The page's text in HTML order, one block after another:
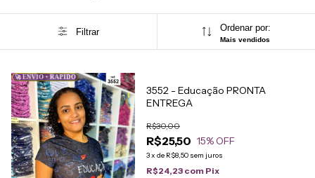
Filtrar Ordenar por:
Mais vendidos
🚀 ENVIO + RÁPIDO
3552 - Educação PRONTA
ENTREGA
R$25,50
R$30,00
15% OFF
3x de R$8,50 sem juros
R$24,23 com Pix